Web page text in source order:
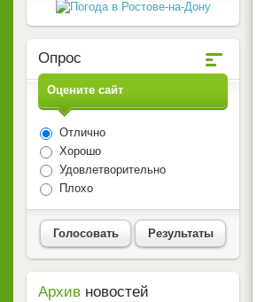
Опрос
Оцените сайт
Отлично
Хорошо
Удовлетворительно
Плохо
Голосовать Результаты
Архив новостей